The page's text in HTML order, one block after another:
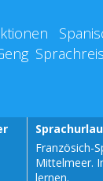
Französich-
Mittelmeer.
lernen.